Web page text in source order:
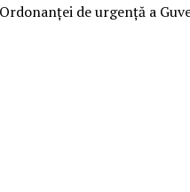
de urgență a